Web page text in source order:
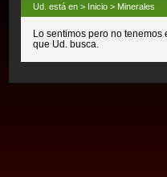
Ud. está en > Inicio > Minerales
Lo sentimos pero no
que Ud. busca.